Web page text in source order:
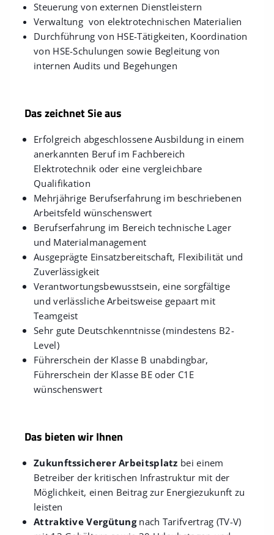
Steuerung von externen Dienstleistern
Verwaltung von elektrotechnischen Materialien
Durchführung von HSE-Tätigkeiten, Koordination
von HSE-Schulungen sowie Begleitung von
internen Audits und Begehungen
Das zeichnet Sie aus
Erfolgreich abgeschlossene Ausbildung in einem
anerkannten Beruf im Fachbereich
Elektrotechnik oder eine vergleichbare
Qualifikation
Mehrjährige Berufserfahrung im beschriebenen
Arbeitsfeld wünschenswert
Berufserfahrung im Bereich technische Lager
und Materialmanagement
Ausgeprägte Einsatzbereitschaft, Flexibilität und
Zuverlässigkeit
Verantwortungsbewusstsein, eine sorgfältige
und verlässliche Arbeitsweise gepaart mit
Teamgeist
Sehr gute Deutschkenntnisse (mindestens B2-
Level)
Führerschein der Klasse B unabdingbar,
Führerschein der Klasse BE oder C1E
wünschenswert
Das bieten wir Ihnen
Zukunftssicherer Arbeitsplatz bei einem
Betreiber der kritischen Infrastruktur mit der
Möglichkeit, einen Beitrag zur Energiezukunft zu
leisten
Attraktive Vergütungnach Tarifvertrag (TV-V)